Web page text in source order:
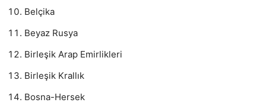
Belçika
Beyaz Rusya
Birleşik Arap Emirlikleri
Birleşik Krallık
Bosna-Hersek